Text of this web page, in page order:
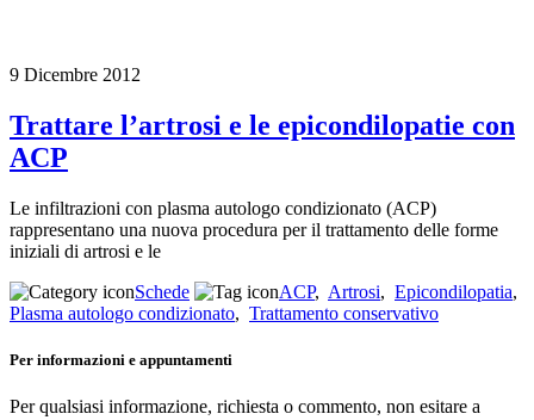
9 Dicembre 2012
Trattare l’artrosi e le epicondilopatie con
ACP
Le infiltrazioni con plasma autologo condizionato (ACP)
rappresentano una nuova procedura per il trattamento delle forme
iniziali di artrosi e le
Schede
ACP, Artrosi, Epicondilopatia,
Plasma autologo condizionato, Trattamento conservativo
Per informazioni e appuntamenti
Per qualsiasi informazione, richiesta o commento, non esitare a